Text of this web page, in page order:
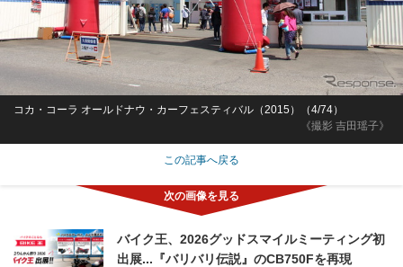
《撮影 吉田瑶子》
コカ・コーラ オールドナウ・カーフェスティバル（2015）（4/74）
この記事へ戻る
バイク王、2026グッドスマイルミーティング初
出展...『バリバリ伝説』のCB750Fを再現